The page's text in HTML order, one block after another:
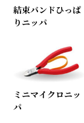
結束バンドひっぱ
りニッパ
ミニマイクロニッ
パ